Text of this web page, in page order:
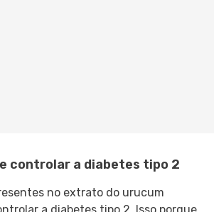
controlar a diabetes tipo 2
no extrato do urucum